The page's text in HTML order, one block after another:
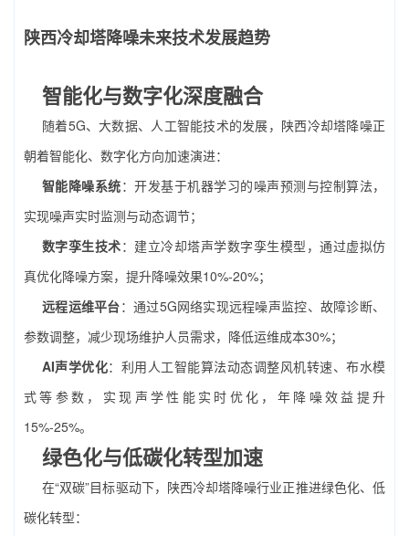
陕西冷却塔降噪未来技术发展趋势
智能化与数字化深度融合
随着5G、大数据、人工智能技术的发展，陕西冷却塔降噪正
朝着智能化、数字化方向加速演进：
智能降噪系统：开发基于机器学习的噪声预测与控制算法，
实现噪声实时监测与动态调节；
数字孪生技术：建立冷却塔声学数字孪生模型，通过虚拟仿
真优化降噪方案，提升降噪效果10%-20%；
远程运维平台：通过5G网络实现远程噪声监控、故障诊断、
参数调整，减少现场维护人员需求，降低运维成本30%；
AI声学优化：利用人工智能算法动态调整风机转速、布水模
式等参数，实现声学性能实时优化，年降噪效益提升
15%-25%。
绿色化与低碳化转型加速
在“双碳”目标驱动下，陕西冷却塔降噪行业正推进绿色化、低
碳化转型：